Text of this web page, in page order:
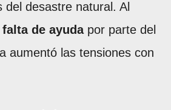
del desastre natural. Al
falta de ayudapor parte del
aumentó las tensiones con